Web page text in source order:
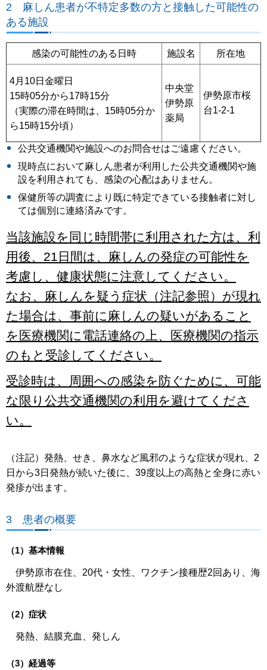
2 麻しん患者が不特定多数の方と接触した可能性の
ある施設
感染の可能性のある日時 施設名 所在地
4月10日金曜日
15時05分から17時15分
（実際の滞在時間は、15時05分か
ら15時15分頃）
中央堂
伊勢原
薬局
伊勢原市桜
台1-2-1
公共交通機関や施設へのお問合せはご遠慮ください。
現時点において麻しん患者が利用した公共交通機関や施
設を利用されても、感染の心配はありません。
保健所等の調査により既に特定できている接触者に対し
ては個別に連絡済みです。
当該施設を同じ時間帯に利用された方は、利
用後、21日間は、麻しんの発症の可能性を
考慮し、健康状態に注意してください。
なお、麻しんを疑う症状（注記参照）が現れ
た場合は、事前に麻しんの疑いがあること
を医療機関に電話連絡の上、医療機関の指示
のもと受診してください。
受診時は、周囲への感染を防ぐために、可能
な限り公共交通機関の利用を避けてくださ
い。
（注記）発熱、せき、鼻水など風邪のような症状が現れ、2
日から3日発熱が続いた後に、39度以上の高熱と全身に赤い
発疹が出ます。
3 患者の概要
（1）基本情報
伊勢原市在住、20代・女性、ワクチン接種歴2回あり、海
外渡航歴なし
（2）症状
発熱、結膜充血、発しん
（3）経過等